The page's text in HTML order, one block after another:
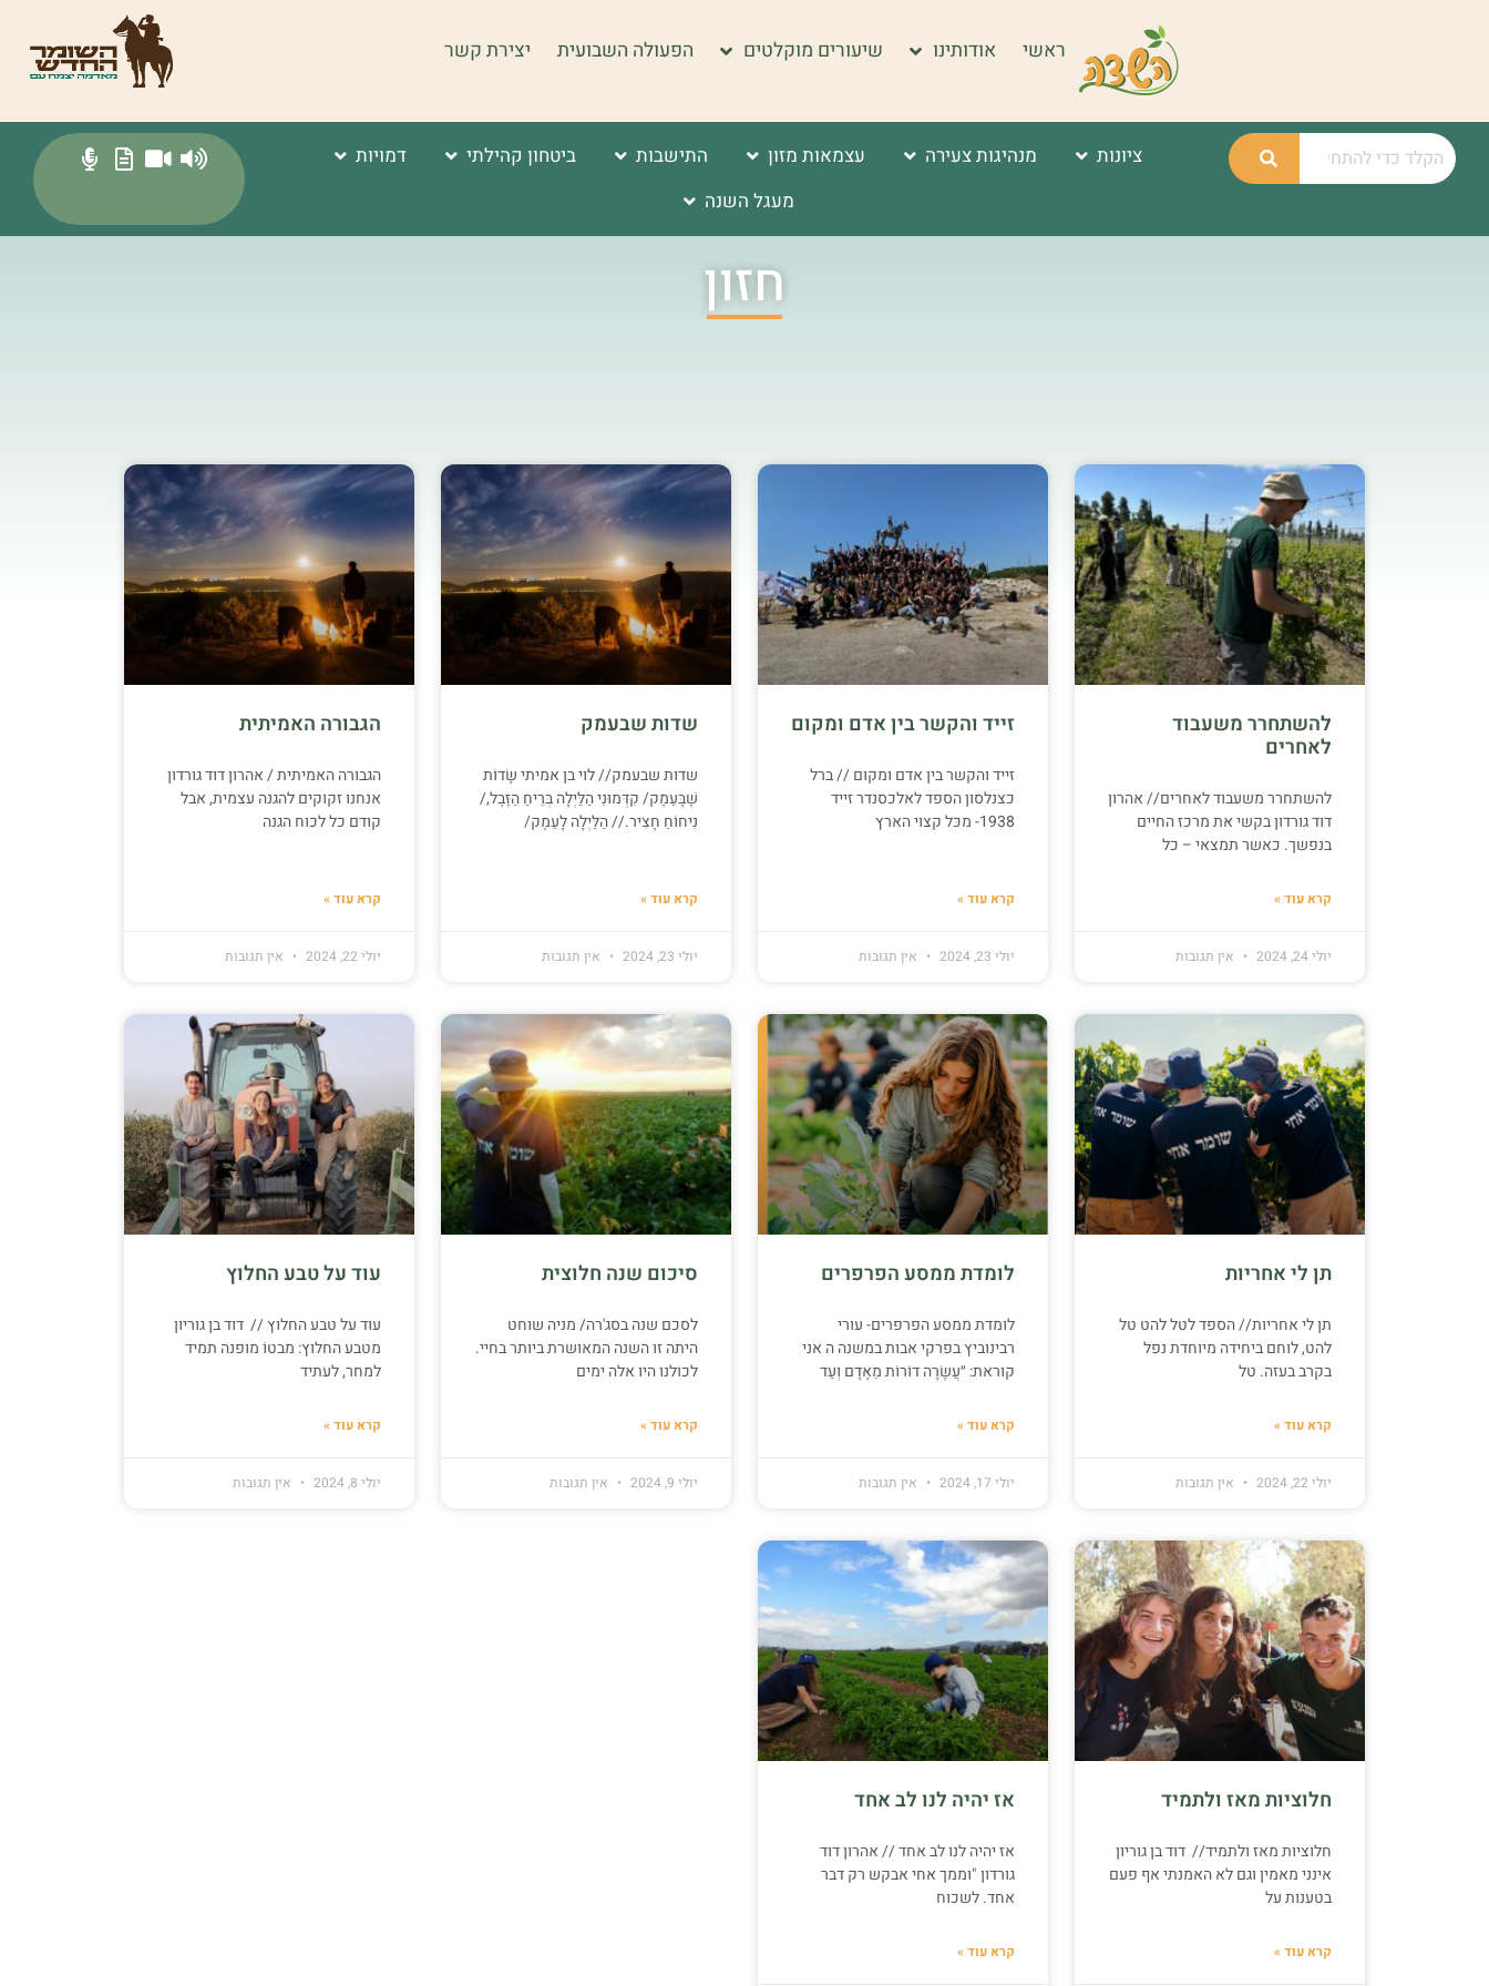
ראשי אודותינו שיעורים מוקלטים הפעולה השבועית יצירת קשר
ציונות מנהיגות צעירה עצמאות מזון התישבות ביטחון קהילתי
דמויות
מעגל השנה
חזון
להשתחרר משעבוד
לאחרים
להשתחרר משעבוד לאחרים// אהרון
דוד גורדון בקשי את מרכז החיים
בנפשך. כאשר תמצאי – כל
קרא עוד »
יולי 24, 2024 אין תגובות
זייד והקשר בין אדם ומקום
זייד והקשר בין אדם ומקום // ברל
כצנלסון הספד לאלכסנדר זייד
1938- מכּל קצוי הארץ
קרא עוד »
יולי 23, 2024 אין תגובות
שדות שבעמק
שדות שבעמק// לוי בן אמיתי שָׂדוֹת
שֶׁבָּעֵמֶק/ קִדְּמוּנִי הַלַּיְלָה בְּרֵיחַ הַזֶּבֶל,/
נִיחוֹחַ חָצִיר.// הַלַּיְלָה לָעֵמֶק/
קרא עוד »
יולי 23, 2024 אין תגובות
הגבורה האמיתית
הגבורה האמיתית / אהרון דוד גורדון
אנחנו זקוקים להגנה עצמית, אבל
קודם כל לכוח הגנה
קרא עוד »
יולי 22, 2024 אין תגובות
תן לי אחריות
תן לי אחריות// הספד לטל להט טל
להט, לוחם ביחידה מיוחדת נפל
בקרב בעזה. טל
קרא עוד »
יולי 22, 2024 אין תגובות
לומדת ממסע הפרפרים
לומדת ממסע הפרפרים- עורי
רבינוביץ בפרקי אבות במשנה ה אני
קוראת: ״עֲשָׂרָה דוֹרוֹת מֵאָדָם וְעַד
קרא עוד »
יולי 17, 2024 אין תגובות
סיכום שנה חלוצית
לסכם שנה בסג'רה/ מניה שוחט
היתה זו השנה המאושרת ביותר בחיי.
לכולנו היו אלה ימים
קרא עוד »
יולי 9, 2024 אין תגובות
עוד על טבע החלוץ
עוד על טבע החלוץ // דוד בן גוריון
מטבע החלוץ: מבטוֹ מופנה תמיד
למחר, לעתיד
קרא עוד »
יולי 8, 2024 אין תגובות
חלוציות מאז ולתמיד
חלוציות מאז ולתמיד// דוד בן גוריון
אינני מאמין וגם לא האמנתי אף פעם
בטענות על
קרא עוד »
אז יהיה לנו לב אחד
אז יהיה לנו לב אחד // אהרון דוד
גורדון "וממך אחי אבקש רק דבר
אחד. לשכוח
קרא עוד »